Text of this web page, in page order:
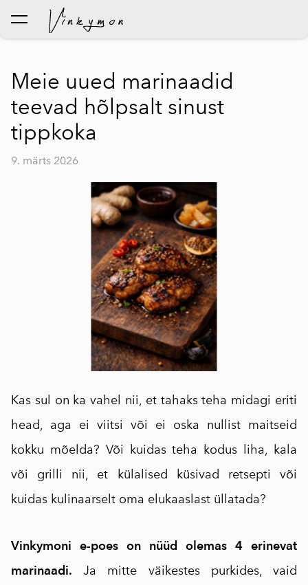
lisati ostukorvi.
Meie uued marinaadid
teevad hõlpsalt sinust
tippkoka
9. märts 2026
Kas sul on ka vahel nii, et tahaks teha midagi eriti
head, aga ei viitsi või ei oska nullist maitseid
kokku mõelda? Või kuidas teha kodus liha, kala
või grilli nii, et külalised küsivad retsepti või
kuidas kulinaarselt oma elukaaslast üllatada?
Vinkymoni e-poes on nüüd olemas 4 erinevat
marinaadi. Ja mitte väikestes purkides, vaid